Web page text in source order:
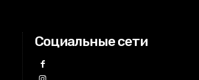
Социальные сети